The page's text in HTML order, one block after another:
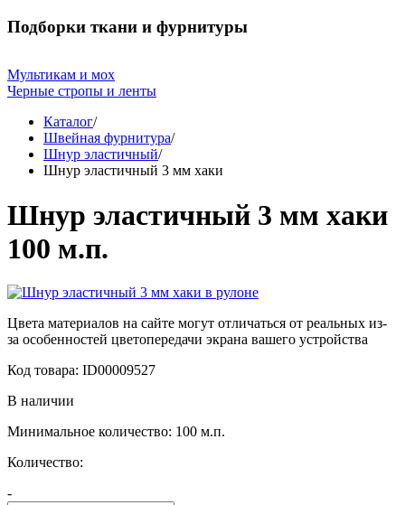
Подборки ткани и фурнитуры
Мультикам и мох
Черные стропы и ленты
Каталог/
Швейная фурнитура/
Шнур эластичный/
Шнур эластичный 3 мм хаки
Шнур эластичный 3 мм хаки
100 м.п.
Цвета материалов на сайте могут отличаться от реальных из-
за особенностей цветопередачи экрана вашего устройства
Код товара: ID00009527
В наличии
Минимальное количество: 100 м.п.
Количество:
-